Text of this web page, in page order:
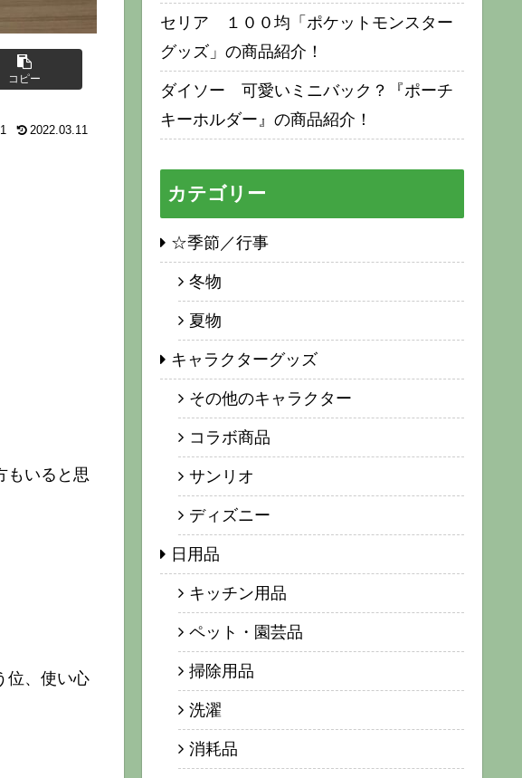
コピー
2022.03.11
もいると思
位、使い心
セリア １００均「ポケットモンスター
グッズ」の商品紹介！
ダイソー 可愛いミニバック？『ポーチ
キーホルダー』の商品紹介！
カテゴリー
☆季節／行事
冬物
夏物
キャラクターグッズ
その他のキャラクター
コラボ商品
サンリオ
ディズニー
日用品
キッチン用品
ペット・園芸品
掃除用品
洗濯
消耗品